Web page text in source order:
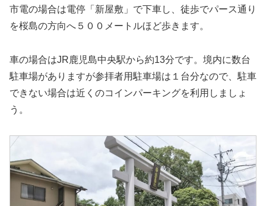
市電の場合は電停「新屋敷」で下車し、徒歩でパース通り
を桜島の方向へ５００メートルほど歩きます。
車の場合はJR鹿児島中央駅から約13分です。境内に数台
駐車場がありますが参拝者用駐車場は１台分なので、駐車
できない場合は近くのコインパーキングを利用しましょ
う。